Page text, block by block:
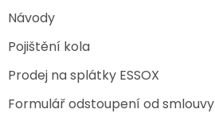
Návody
Pojištění kola
Prodej na splátky ESSOX
Formulář odstoupení od smlouvy